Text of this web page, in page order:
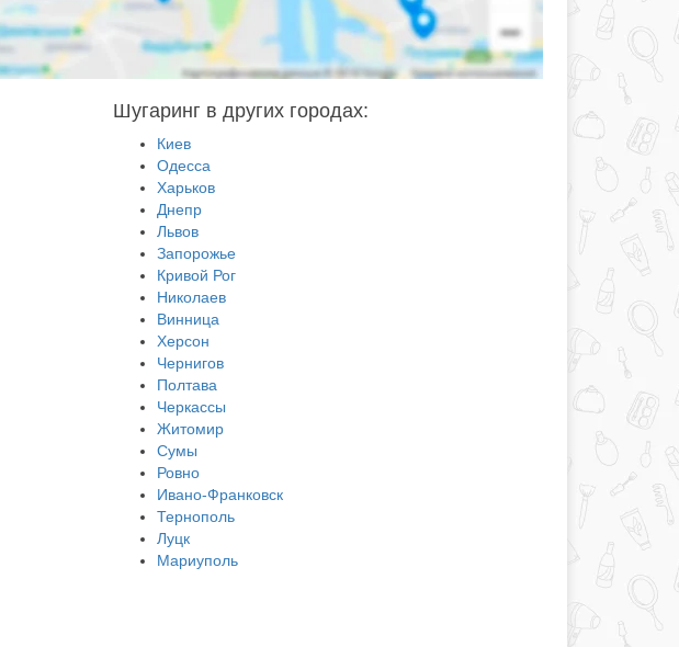
Шугаринг в других городах:
Киев
Одесса
Харьков
Днепр
Львов
Запорожье
Кривой Рог
Николаев
Винница
Херсон
Чернигов
Полтава
Черкассы
Житомир
Сумы
Ровно
Ивано-Франковск
Тернополь
Луцк
Мариуполь